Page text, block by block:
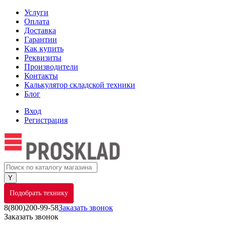
Услуги
Оплата
Доставка
Гарантии
Как купить
Реквизиты
Производители
Контакты
Калькулятор складской техники
Блог
Вход
Регистрация
Подобрать технику
8(800)200-99-58Заказать звонок
Заказать звонок